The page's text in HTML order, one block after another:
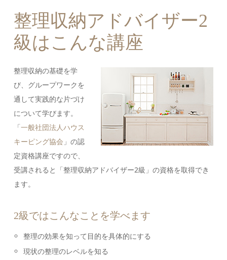
整理収納アドバイザー2
級はこんな講座
整理収納の基礎を学
び、グループワークを
通して実践的な片づけ
について学びます。
「一般社団法人ハウス
キーピング協会 」の認
定資格講座ですので、
受講されると「整理収納アドバイザー2級」の資格を取得でき
ます。
2級ではこんなことを学べます
整理の効果を知って目的を具体的にする
現状の整理のレベルを知る